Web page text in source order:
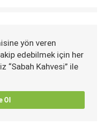
yön veren
edebilmek için her
“Sabah Kahvesi” ile
Ol